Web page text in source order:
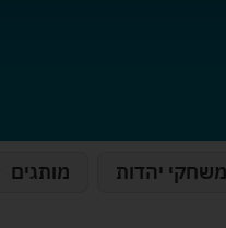
משחקי יהדות מותגים